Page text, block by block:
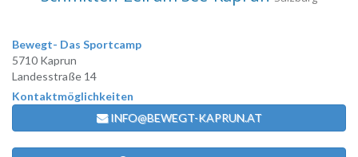
Bewegt- Das Sportcamp
5710 Kaprun
Landesstraße 14
Kontaktmöglichkeiten
INFO@BEWEGT-KAPRUN.AT